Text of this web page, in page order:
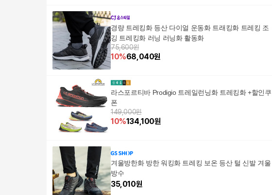
경량 트레킹화 등산 다이얼 운동화 트래킹화 트레킹 조
깅 트레킹화 러닝 러닝화 활동화
75,600원
10%68,040원
라스포르티바 Prodigio 트레일런닝화 트레킹화 +할인쿠
폰
149,000원
10%134,100원
겨울방한화 방한 워킹화 트레킹 보온 등산 털 신발 겨울
방수
35,010원